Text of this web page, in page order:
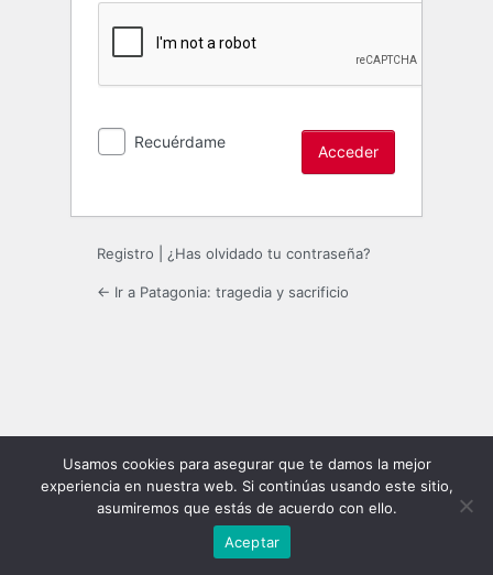
Recuérdame
Registro ¿Has olvidado tu contraseña?
← Ir a Patagonia: tragedia y sacrificio
Usamos cookies para asegurar que te damos la mejor
experiencia en nuestra web. Si continúas usando este sitio,
asumiremos que estás de acuerdo con ello.
Aceptar